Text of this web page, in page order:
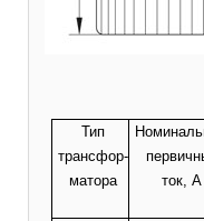
Тип
трансфор-
матора
ток, А